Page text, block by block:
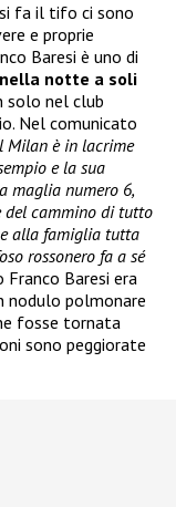
fa il tifo ci sono
e proprie
Baresi è uno di
nella notte a soli
solo nel club
Nel comunicato
Milan è in lacrime
e la sua
maglia numero 6,
del cammino di tutto
alla famiglia tutta
rossonero fa a sé
Franco Baresi era
polmonare
fosse tornata
sono peggiorate